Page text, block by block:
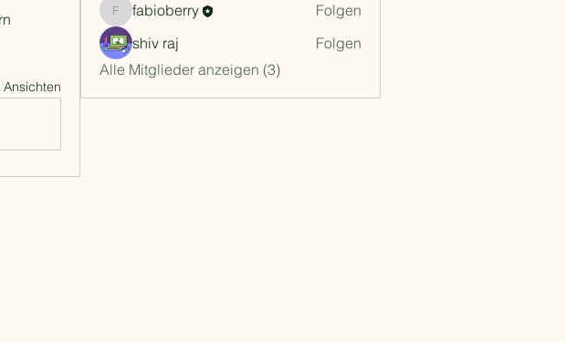
Ansichten
fabioberry
fabioberry
Folgen
shiv raj
Folgen
Alle Mitglieder anzeigen (3)